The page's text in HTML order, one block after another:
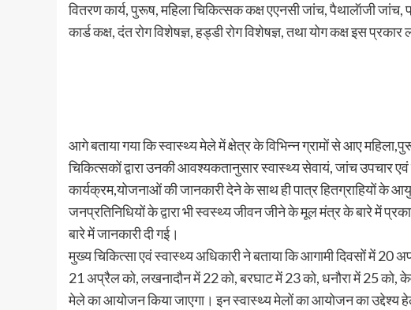
वितरण कार्य, पुरूष, महिला चिकित्सक कक्ष एएनसी जांच, पैथालॅाजी
कार्ड कक्ष, दंत रोग विशेषज्ञ, हड्डी रोग विशेषज्ञ, तथा योग कक्ष इस
आगे बताया गया कि स्वास्थ्य मेले में क्षेत्र के विभिन्न ग्रामों से आए
चिकित्सकों द्वारा उनकी आवश्यकतानुसार स्वास्थ्य सेवायं, जांच उपचार एवं
कार्यक्रम,योजनाओं की जानकारी देने के साथ ही पात्र हितग्राहियों के
जनप्रतिनिधियों के द्वारा भी स्वस्थ्य जीवन जीने के मूल मंत्र के बारे में
बारे में जानकारी दी गई।
मुख्य चिकित्सा एवं स्वास्थ्य अधिकारी ने बताया कि आगामी दिवसों में
21 अप्रैल को, लखनादौन में 22 को, बरघाट में 23 को, धनौरा में 25 को,
मेले का आयोजन किया जाएगा। इन स्वास्थ्य मेलों का आयोजन का